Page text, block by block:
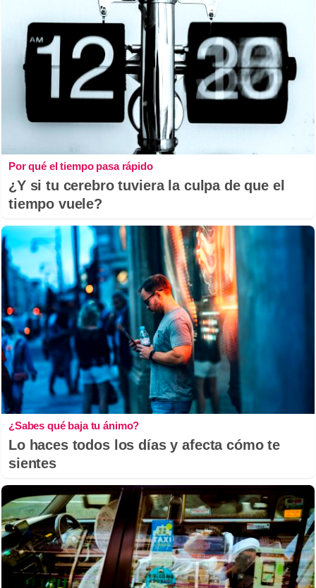
Por qué el tiempo pasa rápido
¿Y si tu cerebro tuviera la culpa de que el
tiempo vuele?
¿Sabes qué baja tu ánimo?
Lo haces todos los días y afecta cómo te
sientes